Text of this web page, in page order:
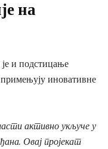
на
је и подстицање
примењују иновативне
активно укључе у
Овај пројекат